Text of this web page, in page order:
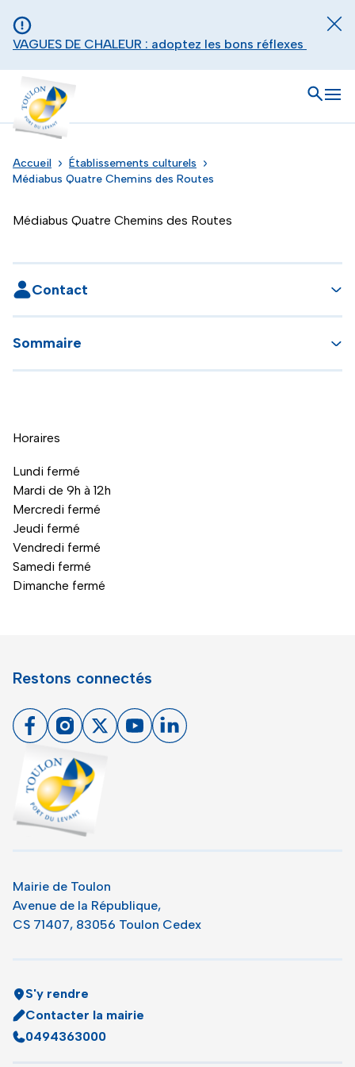
VAGUES DE CHALEUR : adoptez les bons réflexes
Toulon - Port du levant, retour à l'accueil
Ouvrir
Accueil
Établissements culturels
Médiabus Quatre Chemins des Routes
Médiabus Quatre Chemins des Routes
Contact
Sommaire
Horaires
Lundi fermé
Mardi de 9h à 12h
Mercredi fermé
Jeudi fermé
Vendredi fermé
Samedi fermé
Dimanche fermé
Restons connectés
FacebookInstagram
X YoutubeLinkedin
Mairie de Toulon
Avenue de la République,
CS 71407, 83056 Toulon Cedex
S'y rendre
Contacter la mairie
0494363000